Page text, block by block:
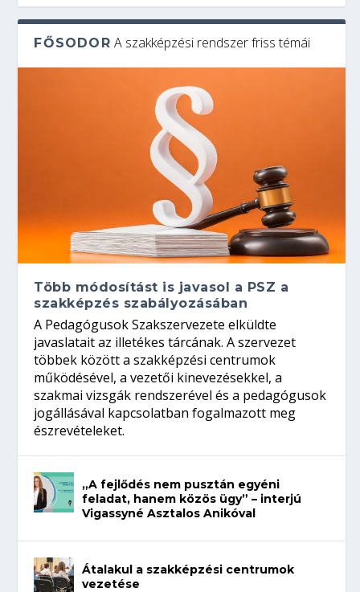
FŐSODOR A szakképzési rendszer friss témái
Több módosítást is javasol a PSZ a
szakképzés szabályozásában
A Pedagógusok Szakszervezete elküldte
javaslatait az illetékes tárcának. A szervezet
többek között a szakképzési centrumok
működésével, a vezetői kinevezésekkel, a
szakmai vizsgák rendszerével és a pedagógusok
jogállásával kapcsolatban fogalmazott meg
észrevételeket.
„A fejlődés nem pusztán egyéni
feladat, hanem közös ügy” – interjú
Vigassyné Asztalos Anikóval
Átalakul a szakképzési centrumok
vezetése